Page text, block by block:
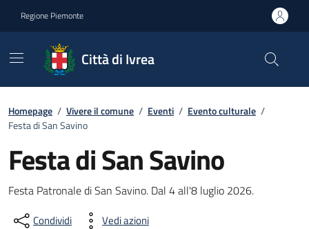
Regione Piemonte
Città di Ivrea
Homepage / Vivere il comune / Eventi / Evento culturale /
Festa di San Savino
Festa di San Savino
Descrizione Breve
Festa Patronale di San Savino. Dal 4 all'8 luglio 2026.
Condividi Vedi azioni